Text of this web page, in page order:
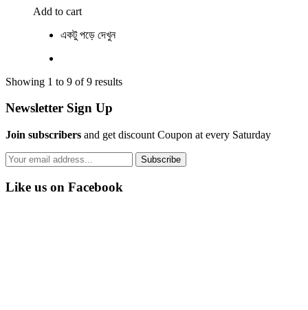
Add to cart
একটু পড়ে দেখুন
Showing 1 to 9 of 9 results
Newsletter Sign Up
Join subscribers and get discount Coupon at every Saturday
Subscribe
Like us on Facebook